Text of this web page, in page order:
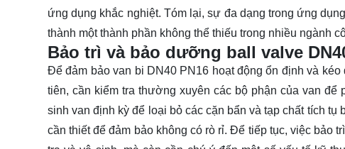
ứng dụng khắc nghiệt. Tóm lại, sự đa dạng trong ứng
thành một thành phần không thể thiếu trong nhiều ngành
Bảo trì và bảo dưỡng ball valve
Để đảm bảo van bi DN40 PN16 hoạt động ổn định và
tiên, cần kiểm tra thường xuyên các bộ phận của van
sinh van định kỳ để loại bỏ các cặn bẩn và tạp chất tích
cần thiết để đảm bảo không có rò rỉ. Để tiếp tục, việc